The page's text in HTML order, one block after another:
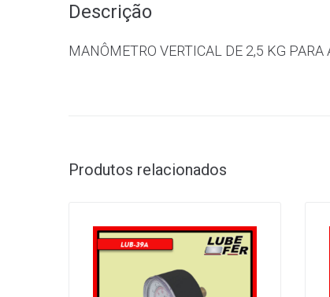
Descrição
MANÔMETRO VERTICAL DE 2,5 KG
Produtos relacionados